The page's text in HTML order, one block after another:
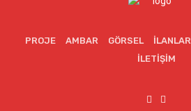
PROJE AMBAR GÖRSEL İLANLAR
İLETIŞIM